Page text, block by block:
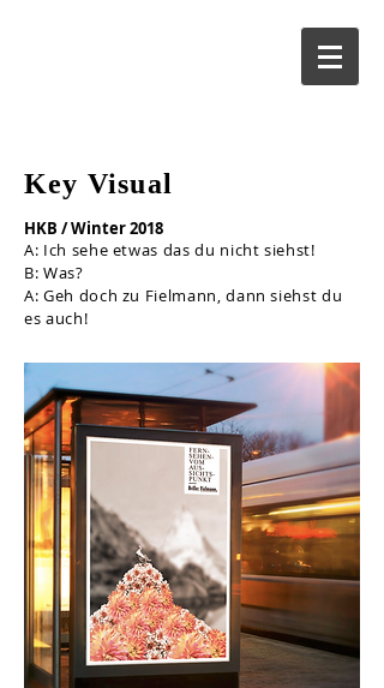
Key Visual
HKB / Winter 2018
A: Ich sehe etwas das du nicht siehst!
B: Was?
A: Geh doch zu Fielmann, dann siehst du
es auch!